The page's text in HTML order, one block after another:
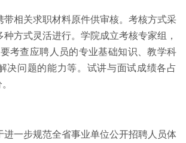
带相关求职材料原件供审核。考核方式采
方式灵活进行。学院成立考核专家组，
考查应聘人员的专业基础知识、教学科
决问题的能力等。试讲与面试成绩各占
进一步规范全省事业单位公开招聘人员体